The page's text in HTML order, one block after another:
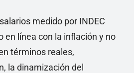
medido por INDEC
en línea con la inflación y no
términos reales,
la dinamización del